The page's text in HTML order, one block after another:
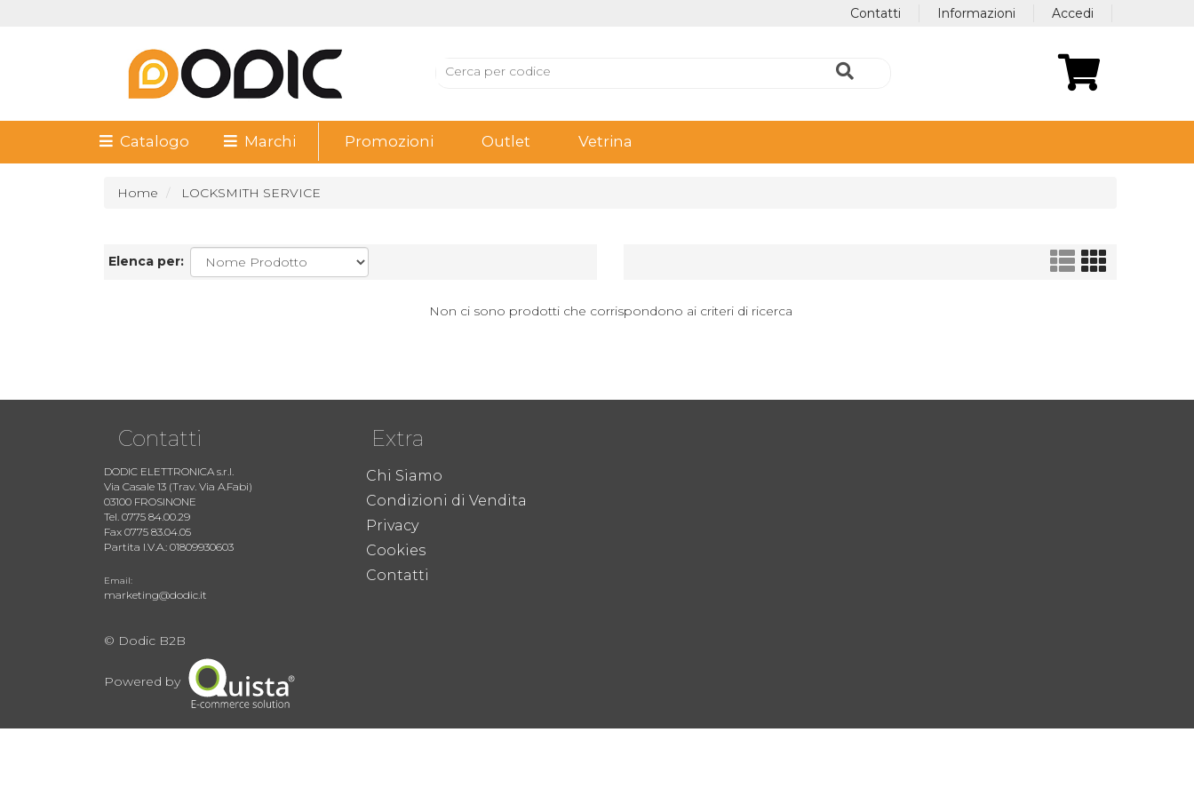
Accedi
Informazioni
Contatti
Catalogo Marchi Promozioni Outlet Vetrina
Home LOCKSMITH SERVICE
Elenca per:
Non ci sono prodotti che corrispondono ai criteri di ricerca
Contatti
DODIC ELETTRONICA s.r.l.
Via Casale 13 (Trav. Via A.Fabi)
03100 FROSINONE
Tel. 0775 84.00.29
Fax 0775 83.04.05
Partita I.V.A.: 01809930603
Email:
marketing@dodic.it
Extra
Chi Siamo
Condizioni di Vendita
Privacy
Cookies
Contatti
© Dodic B2B
Powered by